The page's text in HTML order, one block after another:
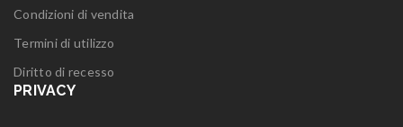
Condizioni di vendita
Termini di utilizzo
Diritto di recesso
PRIVACY